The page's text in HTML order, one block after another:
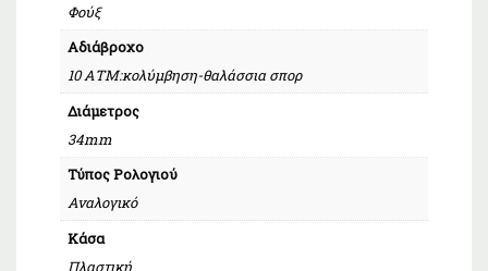
Φούξ
Αδιάβροχο
10 ΑΤΜ:κολύμβηση-θαλάσσια σπορ
Διάμετρος
34mm
Τύπος Ρολογιού
Αναλογικό
Κάσα
Πλαστική